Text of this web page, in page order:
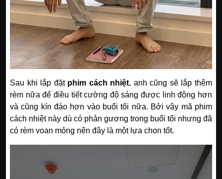
Sau khi lắp đặt phim cách nhiệt, anh cũng sẽ lắp thêm
rèm nữa để điều tiết cường độ sáng được linh động hơn
và cũng kín đáo hơn vào buổi tối nữa. Bởi vậy mã phim
cách nhiệt này dù có phản gương trong buổi tối nhưng đã
có rèm voan mỏng nên đây là một lựa chọn tốt.